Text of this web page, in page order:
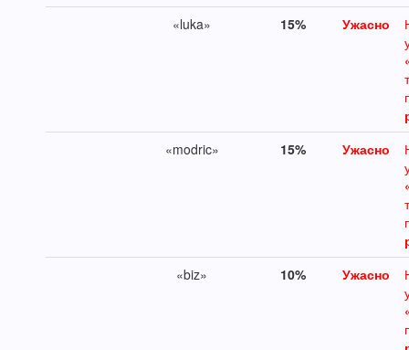
«luka» 15% Ужасно
«modric»
15% Ужасно
«biz»
10% Ужасно